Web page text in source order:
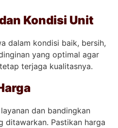
Kondisi Unit
dalam kondisi baik, bersih,
yang optimal agar
terjaga kualitasnya.
dan bandingkan
ditawarkan. Pastikan harga